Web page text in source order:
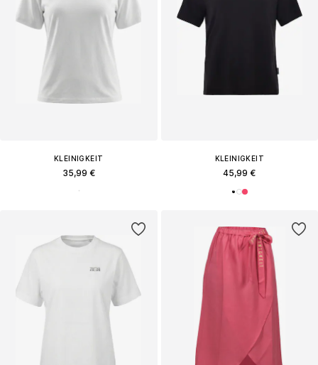
KLEINIGKEIT
35,99 €
KLEINIGKEIT
45,99 €